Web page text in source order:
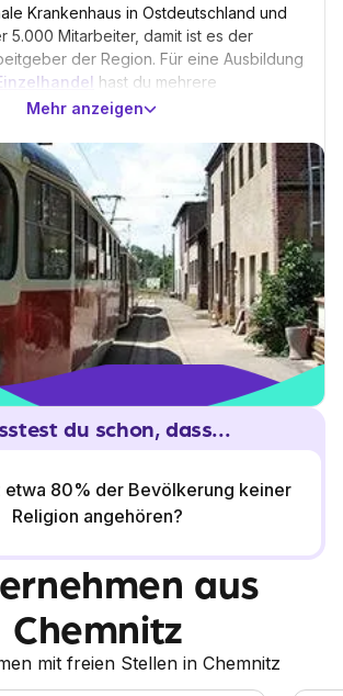
Krankenhaus in Ostdeutschland und
5.000 Mitarbeiter, damit ist es der
der Region. Für eine Ausbildung
hast du mehrere
Einkaufslandschaft ist geprägt durch die
Peek & Cloppenburg, und große
wie das Chemnitz Center. Für eine
Telekommunikationsbranche solltest du
zur Deutschen Telekom machen und
oder technischen Beruf erlernen.
Mehr anzeigen
du schon, dass...
etwa 80% der Bevölkerung keiner
Religion angehören?
aus
Chemnitz
mit freien Stellen in Chemnitz